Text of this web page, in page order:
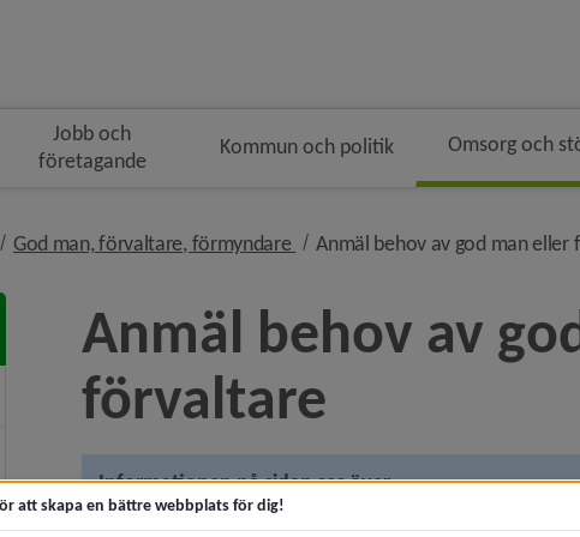
Jobb och
företagande
Kommun och politik Omsorg och
nivå i brödsmulenavigeringen
God man, förvaltare, förmyndare nivå i brödsmulenavigeringen
Anmäl behov av god man eller
för Akut hjälp och krisstöd
för Kontakta socialtjänsten
Anmäl behov av
förvaltare
Informationen på sidan ses över
Den 1 juli 2026 träder flera lagändringar inom
att skapa en bättre webbplats för dig!